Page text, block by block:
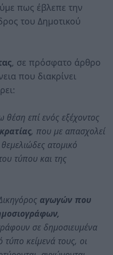
πως έβλεπε την
του Δημοτικού
, σε πρόσφατο άρθρο
που διακρίνει
επί ενός εξέχοντος
, που με απασχολεί
ατομικό
τύπου και της
αγωγών που
σε δημοσιευμένα
τύπο κείμενά τους, οι